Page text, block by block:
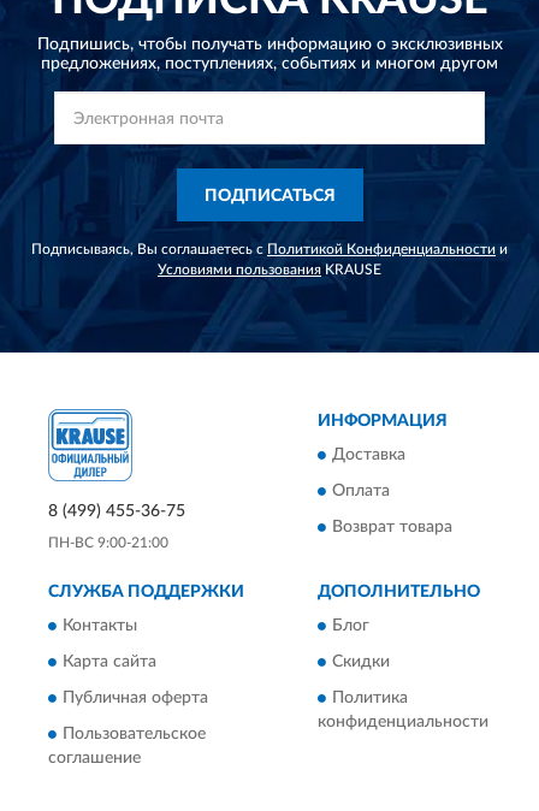
Подпишись, чтобы получать информацию о эксклюзивных
предложениях, поступлениях, событиях и многом другом
ПОДПИСАТЬСЯ
Подписываясь, Вы соглашаетесь с Политикой Конфиденциальности и
Условиями пользования KRAUSE
8 (499) 455-36-75
ПН-ВС 9:00-21:00
ИНФОРМАЦИЯ
Доставка
Оплата
Возврат товара
СЛУЖБА ПОДДЕРЖКИ
Контакты
Карта сайта
Публичная оферта
Пользовательское
соглашение
ДОПОЛНИТЕЛЬНО
Блог
Скидки
Политика
конфиденциальности